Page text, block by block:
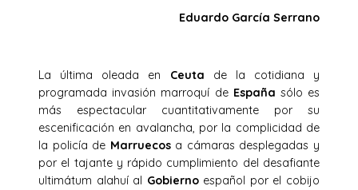
Eduardo García Serrano
La última oleada en Ceuta de la cotidiana y
programada invasión marroquí de España sólo es
más espectacular cuantitativamente por su
escenificación en avalancha, por la complicidad de
la policía de Marruecos a cámaras desplegadas y
por el tajante y rápido cumplimiento del desafiante
ultimátum alahuí al Gobiernoespañol por el cobijo